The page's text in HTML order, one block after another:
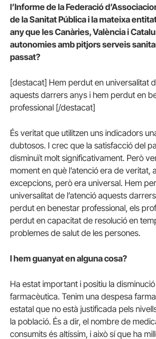
l’Informe de la Federació
de la Sanitat Pública i la mateixa
any que les Canàries, València i
autonomies amb pitjors serveis
passat?
[destacat] Hem perdut en universalitat
aquests darrers anys i hem perdut en
professional [/destacat]
És veritat que utilitzen uns indicadors
dubtosos. I crec que la satisfacció del
disminuït molt significativament. Però
moment en què l’atenció era de veritat,
excepcions, però era universal. Hem
universalitat de l’atenció aquests
perdut en benestar professional, els
perdut en capacitat de resolució en
problemes de salut de les persones.
I hem guanyat en alguna cosa?
Ha estat important i positiu la
farmacèutica. Tenim una despesa
estatal que no està justificada pels
la població. És a dir, el nombre de
consumits és altíssim, i això sí que ha